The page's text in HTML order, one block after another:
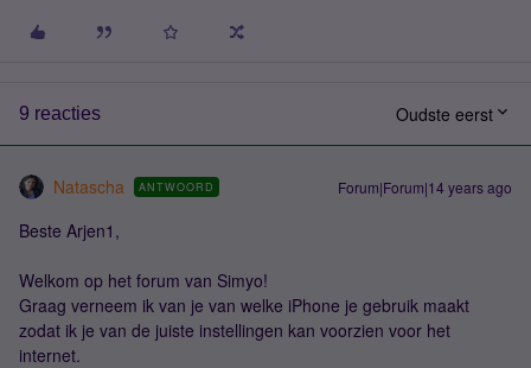
9 reacties Oudste eerst
Natascha ANTWOORD Forum|Forum|14 years ago
Beste Arjen1,
Welkom op het forum van Simyo!
Graag verneem ik van je van welke iPhone je gebruik maakt
zodat ik je van de juiste instellingen kan voorzien voor het
internet.